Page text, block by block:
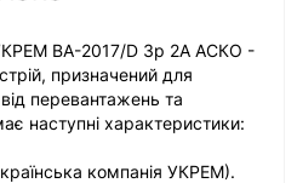
ВА-2017/D 3р 2А АСКО -
призначений для
перевантажень та
наступні характеристики:
компанія УКРЕМ).